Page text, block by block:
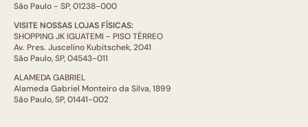
São Paulo - SP, 01238-000
VISITE NOSSAS LOJAS FÍSICAS:
SHOPPING JK IGUATEMI - PISO TÉRREO
Av. Pres. Juscelino Kubitschek, 2041
São Paulo, SP, 04543-011
ALAMEDA GABRIEL
Alameda Gabriel Monteiro da Silva, 1899
São Paulo, SP, 01441-002